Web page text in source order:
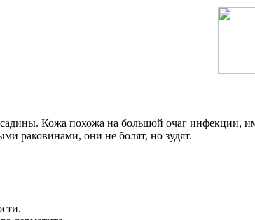
Кожа похожа на большой очаг инфекции,
раковинами, они не болят, но зудят.